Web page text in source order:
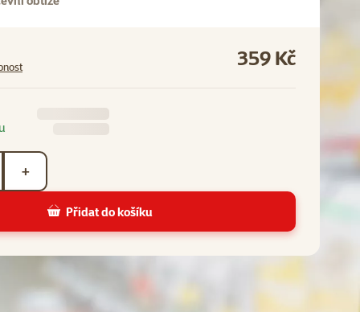
359 Kč
+
Přidat do košíku